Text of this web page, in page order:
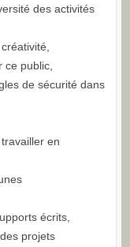
des activités
public,
de sécurité dans
en
écrits,
projets